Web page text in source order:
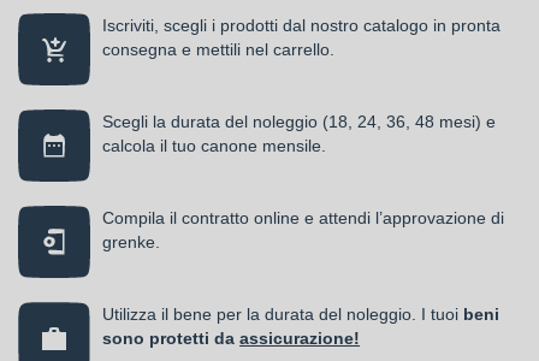
Iscriviti, scegli i prodotti dal nostro catalogo in pronta
consegna e mettili nel carrello.
Scegli la durata del noleggio (18, 24, 36, 48 mesi) e
calcola il tuo canone mensile.
Compila il contratto online e attendi l’approvazione di
grenke.
Utilizza il bene per la durata del noleggio. I tuoi beni
sono protetti da assicurazione!